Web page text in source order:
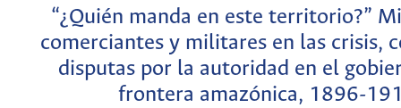
“¿Quién manda en este territorio?”
comerciantes y militares en las crisis,
disputas por la autoridad en el
frontera amazónica, 1896-